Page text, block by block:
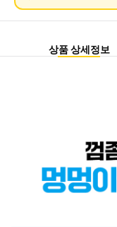
상품 상세정보